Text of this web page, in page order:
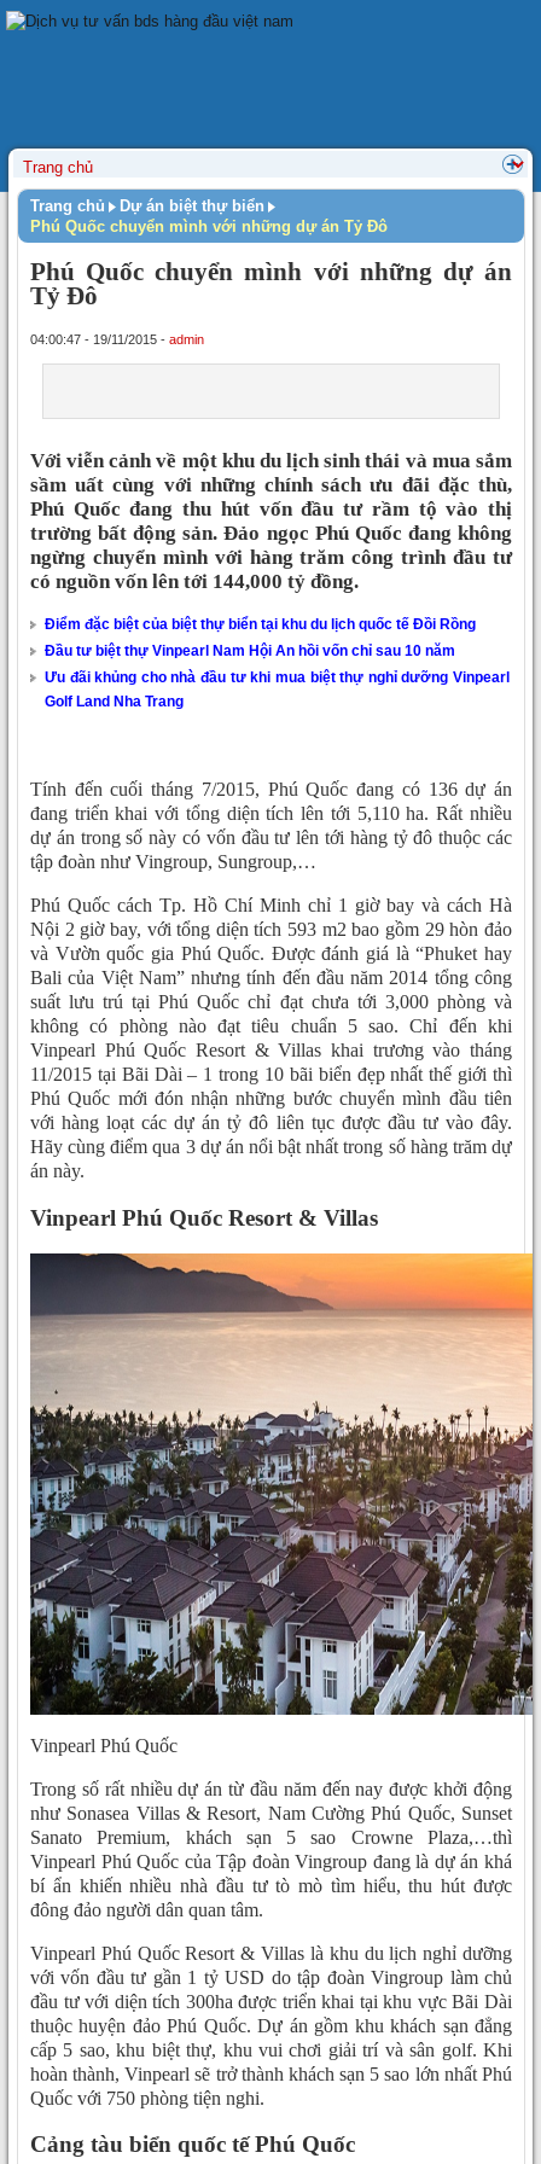
Trang chủ
Dự án biệt thự biển
Phú Quốc chuyển mình với những dự án Tỷ Đô
Phú Quốc chuyển mình với những dự án
Tỷ Đô
04:00:47 - 19/11/2015 - admin
Với viễn cảnh về một khu du lịch sinh thái và mua sắm
sầm uất cùng với những chính sách ưu đãi đặc thù,
Phú Quốc đang thu hút vốn đầu tư rầm tộ vào thị
trường bất động sản. Đảo ngọc Phú Quốc đang không
ngừng chuyển mình với hàng trăm công trình đầu tư
có nguồn vốn lên tới 144,000 tỷ đồng.
Điểm đặc biệt của biệt thự biển tại khu du lịch quốc tế Đồi Rồng
Đầu tư biệt thự Vinpearl Nam Hội An hồi vốn chỉ sau 10 năm
Ưu đãi khủng cho nhà đầu tư khi mua biệt thự nghỉ dưỡng Vinpearl
Golf Land Nha Trang
Tính đến cuối tháng 7/2015, Phú Quốc đang có 136 dự án
đang triển khai với tổng diện tích lên tới 5,110 ha. Rất nhiều
dự án trong số này có vốn đầu tư lên tới hàng tỷ đô thuộc các
tập đoàn như Vingroup, Sungroup,…
Phú Quốc cách Tp. Hồ Chí Minh chỉ 1 giờ bay và cách Hà
Nội 2 giờ bay, với tổng diện tích 593 m2 bao gồm 29 hòn đảo
và Vườn quốc gia Phú Quốc. Được đánh giá là “Phuket hay
Bali của Việt Nam” nhưng tính đến đầu năm 2014 tổng công
suất lưu trú tại Phú Quốc chỉ đạt chưa tới 3,000 phòng và
không có phòng nào đạt tiêu chuẩn 5 sao. Chỉ đến khi
Vinpearl Phú Quốc Resort & Villas khai trương vào tháng
11/2015 tại Bãi Dài – 1 trong 10 bãi biển đẹp nhất thế giới thì
Phú Quốc mới đón nhận những bước chuyển mình đầu tiên
với hàng loạt các dự án tỷ đô liên tục được đầu tư vào đây.
Hãy cùng điểm qua 3 dự án nổi bật nhất trong số hàng trăm dự
án này.
Vinpearl Phú Quốc Resort & Villas
Vinpearl Phú Quốc
Trong số rất nhiều dự án từ đầu năm đến nay được khởi động
như Sonasea Villas & Resort, Nam Cường Phú Quốc, Sunset
Sanato Premium, khách sạn 5 sao Crowne Plaza,…thì
Vinpearl Phú Quốc của Tập đoàn Vingroup đang là dự án khá
bí ẩn khiến nhiều nhà đầu tư tò mò tìm hiểu, thu hút được
đông đảo người dân quan tâm.
Vinpearl Phú Quốc Resort & Villas là khu du lịch nghỉ dưỡng
với vốn đầu tư gần 1 tỷ USD do tập đoàn Vingroup làm chủ
đầu tư với diện tích 300ha được triển khai tại khu vực Bãi Dài
thuộc huyện đảo Phú Quốc. Dự án gồm khu khách sạn đẳng
cấp 5 sao, khu biệt thự, khu vui chơi giải trí và sân golf. Khi
hoàn thành, Vinpearl sẽ trở thành khách sạn 5 sao lớn nhất Phú
Quốc với 750 phòng tiện nghi.
Cảng tàu biển quốc tế Phú Quốc